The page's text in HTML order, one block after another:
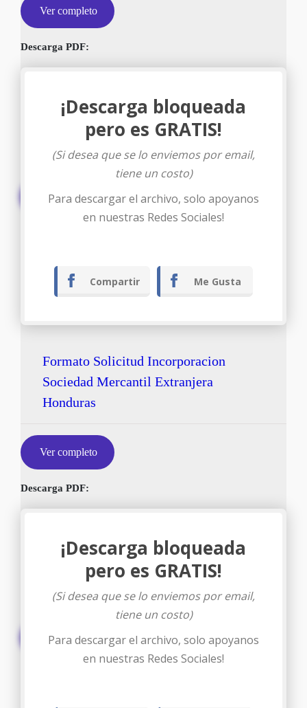
Ver completo
Descarga PDF:
Descargar
¡Descarga bloqueada
pero es GRATIS!
(Si desea que se lo enviemos por email,
tiene un costo)
Para descargar el archivo, solo apoyanos
en nuestras Redes Sociales!
Compartir Me Gusta
Formato Solicitud Incorporacion
Sociedad Mercantil Extranjera
Honduras
Ver completo
Descarga PDF:
Descargar
¡Descarga bloqueada
pero es GRATIS!
(Si desea que se lo enviemos por email,
tiene un costo)
Para descargar el archivo, solo apoyanos
en nuestras Redes Sociales!